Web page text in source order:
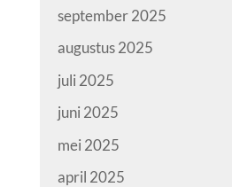
september 2025
augustus 2025
juli 2025
juni 2025
mei 2025
april 2025